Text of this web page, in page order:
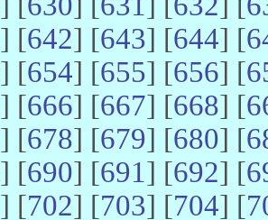
] [642] [643] [644] [
] [654] [655] [656] [
] [666] [667] [668] [
] [678] [679] [680] [
] [690] [691] [692] [
] [702] [703] [704] [